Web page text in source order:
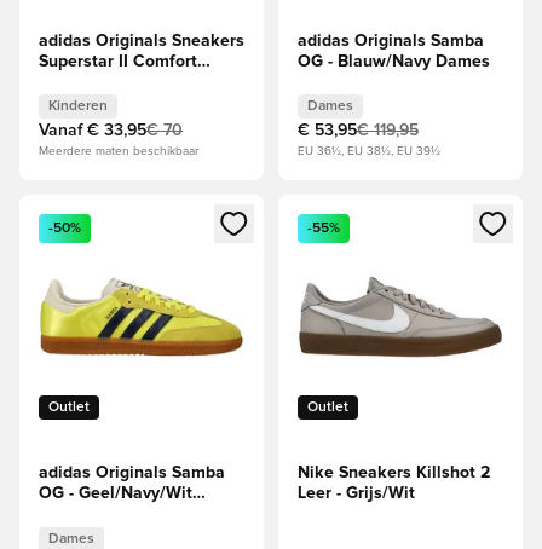
adidas Originals Sneakers
Superstar II Comfort
Kinderen
Vanaf € 33,95€ 70
Meerdere maten beschikbaar
adidas Originals Samba
OG - Blauw/Navy Dames
Dames
€ 53,95€ 119,95
EU 36½, EU 38½, EU 39½
Opent een venster om in te loggen of je aan te melden als
Outlet
-50%
adidas Originals Samba
OG - Geel/Navy/Wit
Dames
Opent een venster om in te
Outlet
-55%
Nike Sneakers Killshot 2
Leer - Grijs/Wit